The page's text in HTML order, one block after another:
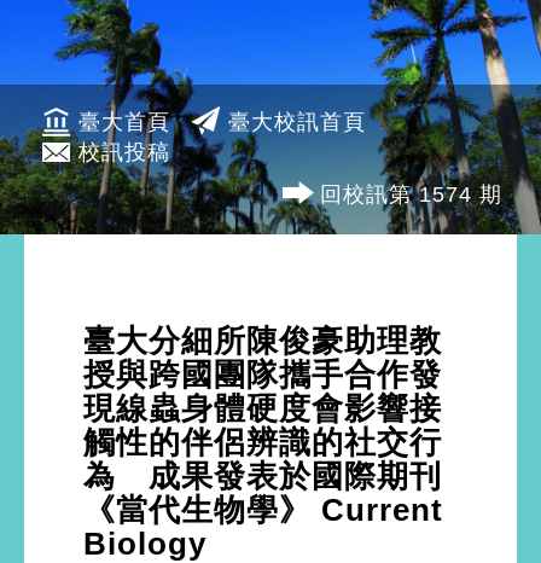
臺大首頁
臺大校訊首頁
校訊投稿
回校訊第 1574 期
臺大分細所陳俊豪助理教
授與跨國團隊攜手合作發
現線蟲身體硬度會影響接
觸性的伴侶辨識的社交行
為 成果發表於國際期刊
《當代生物學》 Current
Biology